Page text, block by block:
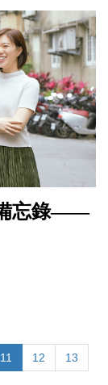
忘錄——
11 12 13